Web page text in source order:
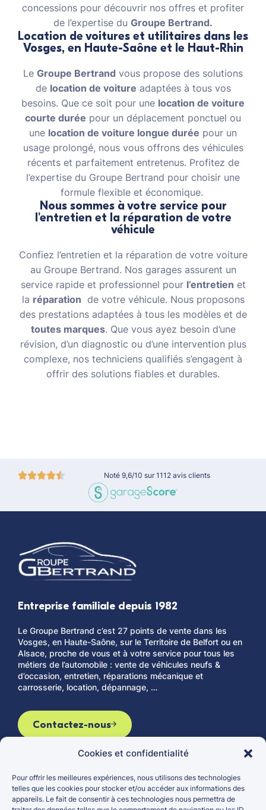
Cookies et confidentialité
Pour offrir les meilleures expériences, nous utilisons des technologies
telles que les cookies pour stocker et/ou accéder aux informations des
appareils. Le fait de consentir à ces technologies nous permettra de
concessions pour découvrir nos offres et profiter
de l’expertise du Groupe Bertrand.
Location de voitures et utilitaires dans les
Vosges, en Haute-Saône et le Haut-Rhin
Le Groupe Bertrand vous propose des solutions
de location de voiture adaptées à tous vos
besoins. Que ce soit pour une location de voiture
courte durée pour un déplacement ponctuel ou
une location de voiture longue durée pour un
usage prolongé, nous vous offrons des véhicules
récents et parfaitement entretenus. Profitez de
l’expertise du Groupe Bertrand pour choisir une
formule flexible et économique.
Nous sommes à votre service pour
l'entretien et la réparation de votre
véhicule
Confiez l’entretien et la réparation de votre voiture
au Groupe Bertrand. Nos garages assurent un
service rapide et professionnel pour l’entretien et
la réparation de votre véhicule. Nous proposons
des prestations adaptées à tous les modèles et de
toutes marques. Que vous ayez besoin d’une
révision, d’un diagnostic ou d’une intervention plus
complexe, nos techniciens qualifiés s’engagent à
offrir des solutions fiables et durables.
Noté 9,6/10 sur 1112 avis clients
Entreprise familiale depuis 1982
Le Groupe Bertrand c’est 27 points de vente dans les
Vosges, en Haute-Saône, sur le Territoire de Belfort ou en
Alsace, proche de vous et à votre service pour tous les
métiers de l’automobile : vente de véhicules neufs &
d’occasion, entretien, réparations mécanique et
carrosserie, location, dépannage, …
Contactez-nous
Le groupe
Actualités
Véhicules d’occasion
Véhicules neufs